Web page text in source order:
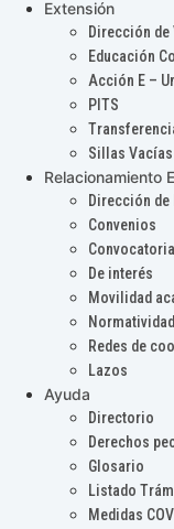
Extensión
Dirección
Educación
Acción E –
PITS
Sillas Vacías
Relacionamiento
Dirección
Convenios
De interés
Movilidad
Normatividad
Redes de
Lazos
Ayuda
Directorio
Derechos
Glosario
Listado
Medidas